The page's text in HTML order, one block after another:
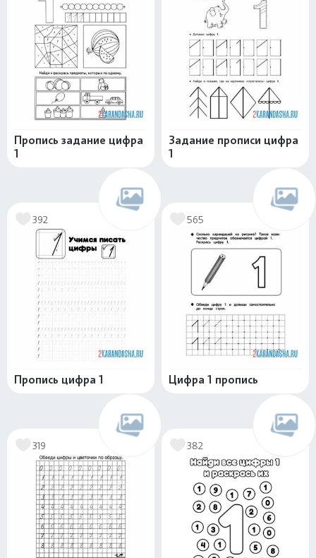
Пропись задание цифра
1
Задание прописи цифра
1
392
Пропись цифра 1
565
Цифра 1 пропись
319 382